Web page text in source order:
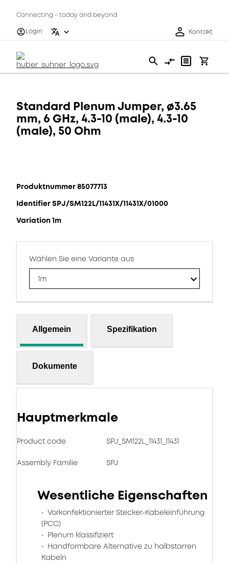
Connecting - today and beyond
Login
Kontakt
Standard Plenum Jumper, ø3.65
mm, 6 GHz, 4.3-10 (male), 4.3-10
(male), 50 Ohm
Produktnummer 85077713
Identifier SPJ/SM122L/11431X/11431X/01000
Variation 1m
Wählen Sie eine Variante aus
1m
Allgemein Spezifikation
Dokumente
Hauptmerkmale
Product code SPJ_SM122L_11431_11431
Assembly Familie SPJ
Wesentliche Eigenschaften
Vorkonfektionierter Stecker-Kabeleinführung
(PCC)
Plenum klassifiziert
Handformbare Alternative zu halbstarren
Kabeln